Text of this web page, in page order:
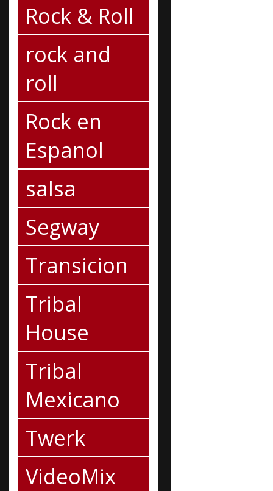
Rock & Roll
rock and
roll
Rock en
Espanol
salsa
Segway
Transicion
Tribal
House
Tribal
Mexicano
Twerk
VideoMix